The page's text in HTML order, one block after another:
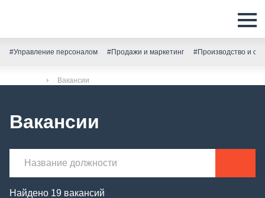
#Управление персоналом #Продажи и маркетинг #Производство и
Вакансии
Вакансии
Найдено 19 вакансий